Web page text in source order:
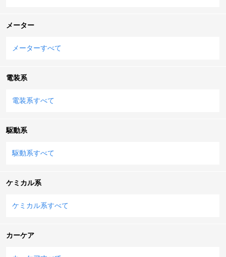
メーター
メーターすべて
電装系
電装系すべて
駆動系
駆動系すべて
ケミカル系
ケミカル系すべて
カーケア